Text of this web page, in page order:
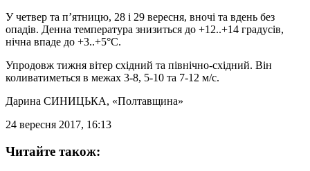
У четвер та п’ятницю, 28 і 29 вересня, вночі та вдень без
опадів. Денна температура знизиться до +12..+14 градусів,
нічна впаде до +3..+5°С.
Упродовж тижня вітер східний та північно-східний. Він
коливатиметься в межах 3-8, 5-10 та 7-12 м/с.
Дарина СИНИЦЬКА, «Полтавщина»
24 вересня 2017, 16:13
Читайте також: